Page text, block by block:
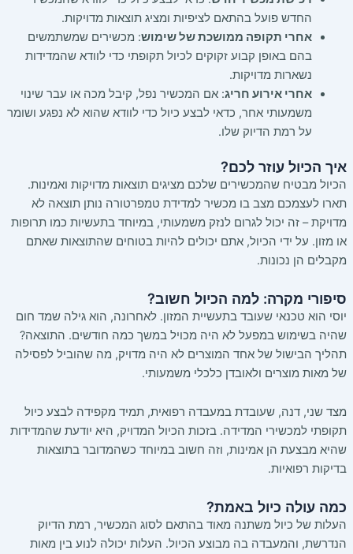
החדש פועל בהתאם לציפיות ומציג תוצאות מדויקות.
אחרי תקופה ממושכת של שימוש: מכשירים שמשתמשים
בהם באופן קבוע זקוקים לכיול תקופתי כדי לוודא שהמדידות
נשארות מדויקות.
אחרי אירוע חריג: אם המכשיר נפל, קיבל מכה או עבר שינוי
משמעותי אחר, כדאי לבצע כיול כדי לוודא שהוא לא נפגע ושומר
על רמת הדיוק שלו.
איך הכיול עוזר לכם?
הכיול מבטיח שהמכשירים שלכם מציגים תוצאות מדויקות ואמינות.
תארו לעצמכם מצב בו מכשיר למדידת טמפרטורה נותן תוצאה לא
מדויקת – זה יכול לגרום לנזק משמעותי, במיוחד בתעשיות כמו תרופות
או מזון. על ידי הכיול, אתם יכולים להיות בטוחים שהתוצאות שאתם
מקבלים הן נכונות.
סיפורי מקרה: למה הכיול חשוב?
יוסי הוא טכנאי שעובד בתעשיית המזון. לאחרונה, הוא גילה שמד חום
שהיה בשימוש במפעל לא היה מכויל במשך כמה חודשים. התוצאה?
תהליך הבישול של אחד המוצרים לא היה מדויק, מה שהוביל לפסילה
של מאות מוצרים ולאובדן כלכלי משמעותי.
מצד שני, דנה, שעובדת במעבדה רפואית, תמיד מקפידה לבצע כיול
תקופתי למכשירי המדידה. בזכות הכיול המדויק, היא יודעת שהמדידות
שהיא מבצעת הן אמינות, וזה חשוב במיוחד כשהמדובר בתוצאות
בדיקות רפואיות.
כמה עולה כיול באמת?
העלות של כיול משתנה מאוד בהתאם לסוג המכשיר, רמת הדיוק
הנדרשת, והמעבדה בה מבוצע הכיול. העלות יכולה לנוע בין מאות